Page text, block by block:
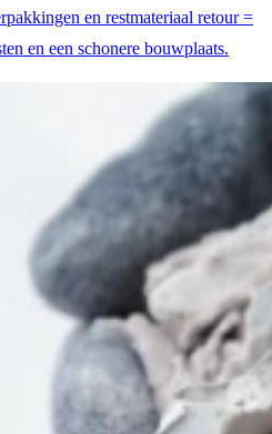
en restmateriaal retour =
en een schonere bouwplaats.